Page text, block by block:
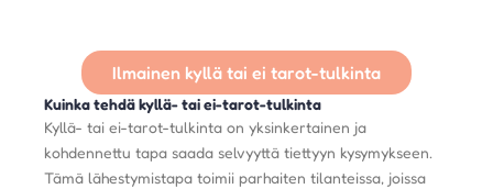
Ilmainen kyllä ​​tai ei tarot-tulkinta
Kuinka tehdä kyllä- tai ei-tarot-tulkinta
Kyllä- tai ei-tarot-tulkinta on yksinkertainen ja
kohdennettu tapa saada selvyyttä tiettyyn kysymykseen.
Tämä lähestymistapa toimii parhaiten tilanteissa, joissa